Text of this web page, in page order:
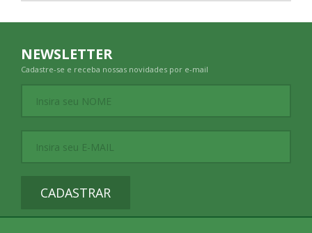
NEWSLETTER
Cadastre-se e receba nossas novidades por e-mail
CADASTRAR